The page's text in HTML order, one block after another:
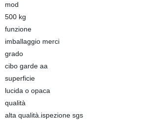
mod
500 kg
funzione
imballaggio merci
grado
cibo garde aa
superficie
lucida o opaca
qualità
alta qualità.ispezione sgs